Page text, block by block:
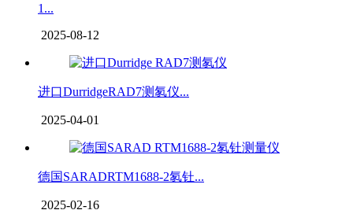
1...
2025-08-12
进口DurridgeRAD7测氡仪...
2025-04-01
德国SARADRTM1688-2氡钍...
2025-02-16